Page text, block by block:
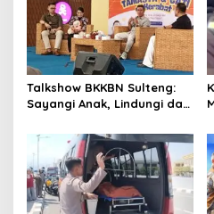
Talkshow BKKBN Sulteng:
Sayangi Anak, Lindungi dan
Pengasuhan Sehat dan
Bijak Bermedia Digital